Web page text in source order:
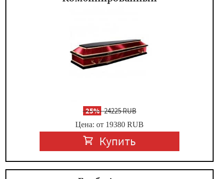
-25%24225 RUB
Цена: от 19380 RUB
Купить